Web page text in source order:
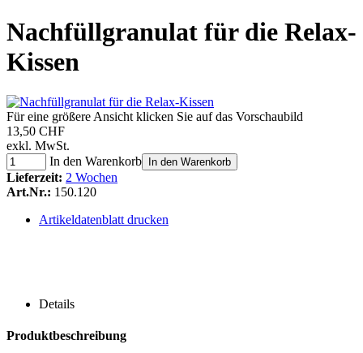
Nachfüllgranulat für die Relax-
Kissen
Für eine größere Ansicht klicken Sie auf das Vorschaubild
13,50 CHF
exkl. MwSt.
In den Warenkorb
In den Warenkorb
Lieferzeit: 2 Wochen
Art.Nr.: 150.120
Artikeldatenblatt drucken
Details
Produktbeschreibung